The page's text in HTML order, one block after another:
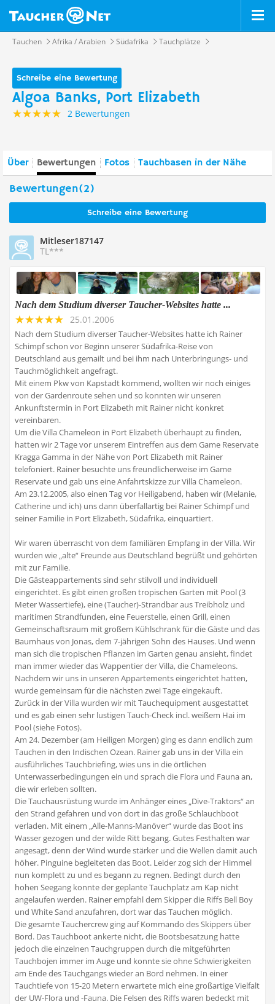
Tauchen Afrika / Arabien Südafrika Tauchplätze
Schreibe eine Bewertung
Algoa Banks, Port Elizabeth
2 Bewertungen
Über Bewertungen Fotos Tauchbasen in der Nähe
Bewertungen(2)
Schreibe eine Bewertung
Mitleser187147
TL***
Nach dem Studium diverser Taucher-Websites hatte ...
25.01.2006
Nach dem Studium diverser Taucher-Websites hatte ich Rainer
Schimpf schon vor Beginn unserer Südafrika-Reise von
Deutschland aus gemailt und bei ihm nach Unterbringungs- und
Tauchmöglichkeit angefragt.
Mit einem Pkw von Kapstadt kommend, wollten wir noch einiges
von der Gardenroute sehen und so konnten wir unseren
Ankunftstermin in Port Elizabeth mit Rainer nicht konkret
vereinbaren.
Um die Villa Chameleon in Port Elizabeth überhaupt zu finden,
hatten wir 2 Tage vor unserem Eintreffen aus dem Game Reservate
Kragga Gamma in der Nähe von Port Elizabeth mit Rainer
telefoniert. Rainer besuchte uns freundlicherweise im Game
Reservate und gab uns eine Anfahrtskizze zur Villa Chameleon.
Am 23.12.2005, also einen Tag vor Heiligabend, haben wir (Melanie,
Catherine und ich) uns dann überfallartig bei Rainer Schimpf und
seiner Familie in Port Elizabeth, Südafrika, einquartiert.
Wir waren überrascht von dem familiären Empfang in der Villa. Wir
wurden wie „alte“ Freunde aus Deutschland begrüßt und gehörten
mit zur Familie.
Die Gästeappartements sind sehr stilvoll und individuell
eingerichtet. Es gibt einen großen tropischen Garten mit Pool (3
Meter Wassertiefe), eine (Taucher)-Strandbar aus Treibholz und
maritimen Strandfunden, eine Feuerstelle, einen Grill, einen
Gemeinschaftsraum mit großem Kühlschrank für die Gäste und das
Baumhaus von Jonas, dem 7-jährigen Sohn des Hauses. Und wenn
man sich die tropischen Pflanzen im Garten genau ansieht, findet
man immer wieder das Wappentier der Villa, die Chameleons.
Nachdem wir uns in unseren Appartements eingerichtet hatten,
wurde gemeinsam für die nächsten zwei Tage eingekauft.
Zurück in der Villa wurden wir mit Tauchequipment ausgestattet
und es gab einen sehr lustigen Tauch-Check incl. weißem Hai im
Pool (siehe Fotos).
Am 24. Dezember (am Heiligen Morgen) ging es dann endlich zum
Tauchen in den Indischen Ozean. Rainer gab uns in der Villa ein
ausführliches Tauchbriefing, wies uns in die örtlichen
Unterwasserbedingungen ein und sprach die Flora und Fauna an,
die wir erleben sollten.
Die Tauchausrüstung wurde im Anhänger eines „Dive-Traktors“ an
den Strand gefahren und von dort in das große Schlauchboot
verladen. Mit einem „Alle-Manns-Manöver“ wurde das Boot ins
Wasser gezogen und der wilde Ritt begang. Gutes Festhalten war
angesagt, denn der Wind wurde stärker und die Wellen damit auch
höher. Pinguine begleiteten das Boot. Leider zog sich der Himmel
nun komplett zu und es begann zu regnen. Bedingt durch den
hohen Seegang konnte der geplante Tauchplatz am Kap nicht
angelaufen werden. Rainer empfahl dem Skipper die Riffs Bell Boy
und White Sand anzufahren, dort war das Tauchen möglich.
Die gesamte Tauchercrew ging auf Kommando des Skippers über
Bord. Das Tauchboot ankerte nicht, die Bootsbesatzung hatte
jedoch die einzelnen Tauchgruppen durch die mitgeführten
Tauchbojen immer im Auge und konnte sie ohne Schwierigkeiten
am Ende des Tauchgangs wieder an Bord nehmen. In einer
Tauchtiefe von 15-20 Metern erwartete mich eine großartige Vielfalt
der UW-Flora und -Fauna. Die Felsen des Riffs waren bedeckt mit